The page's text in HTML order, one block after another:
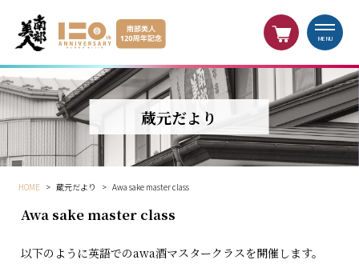
MENU
蔵元だより
HOME > 蔵元だより > Awa sake master class
Awa sake master class
以下のように英語でのawa酒マスタークラスを開催します。